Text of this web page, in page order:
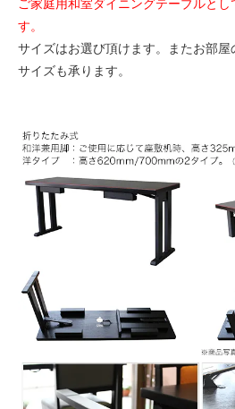
す。
サイズはお選び頂けます。またお部
サイズも承ります。